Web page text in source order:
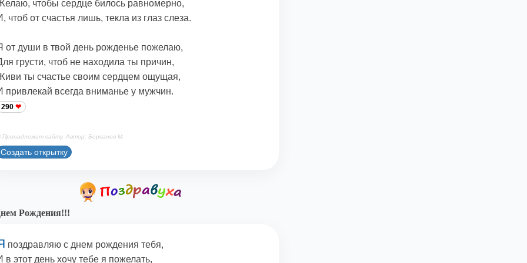
чтобы сердце билось равномерно,
чтоб от счастья лишь, текла из глаз слеза.
от души в твой день рожденье пожелаю,
грусти, чтоб не находила ты причин,
ты счастье своим сердцем ощущая,
привлекай всегда вниманье у мужчин.
290
Принадлежит сайту. Автор: Берсанов М.
Создать открытку
Рождения!!!
поздравляю с днем рождения тебя,
в этот день хочу тебе я пожелать,